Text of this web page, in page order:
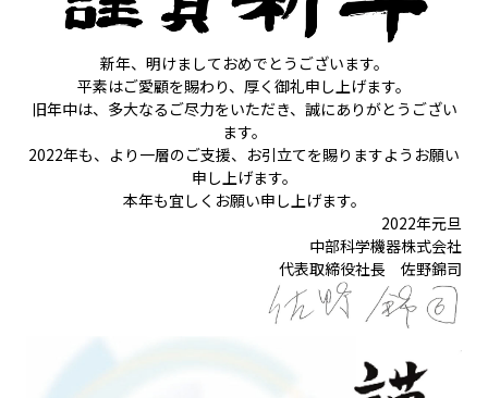
新年、明けましておめでとうございます。
平素はご愛顧を賜わり、厚く御礼申し上げます。
旧年中は、多大なるご尽力をいただき、誠にありがとうござい
ます。
2022年も、より一層のご支援、お引立てを賜りますようお願い
申し上げます。
本年も宜しくお願い申し上げます。
2022年元旦
中部科学機器株式会社
代表取締役社長 佐野錦司